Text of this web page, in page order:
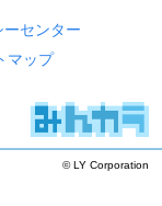
ーセンター
マップ
© LY Corporation